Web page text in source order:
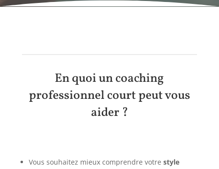
En quoi un coaching
professionnel court peut vous
aider ?
Vous souhaitez mieux comprendre votre style